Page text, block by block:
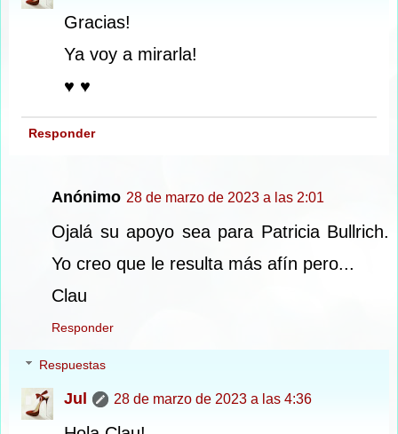
Gracias!
Ya voy a mirarla!
♥ ♥
Responder
Anónimo 28 de marzo de 2023 a las 2:01
Ojalá su apoyo sea para Patricia Bullrich.
Yo creo que le resulta más afín pero...
Clau
Responder
Respuestas
Jul 28 de marzo de 2023 a las 4:36